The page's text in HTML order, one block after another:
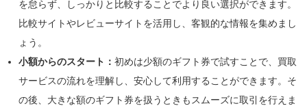
を怠らず、しっかりと比較することでより良い選択ができます。
比較サイトやレビューサイトを活用し、客観的な情報を集めまし
ょう。
小額からのスタート：初めは少額のギフト券で試すことで、買取
サービスの流れを理解し、安心して利用することができます。そ
の後、大きな額のギフト券を扱うときもスムーズに取引を行えま